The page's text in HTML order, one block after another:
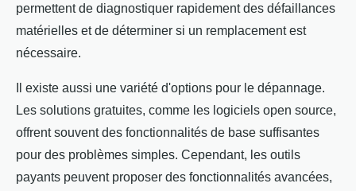
permettent de diagnostiquer rapidement des défaillances
matérielles et de déterminer si un remplacement est
nécessaire.
Il existe aussi une variété d'options pour le dépannage.
Les solutions gratuites, comme les logiciels open source,
offrent souvent des fonctionnalités de base suffisantes
pour des problèmes simples. Cependant, les outils
payants peuvent proposer des fonctionnalités avancées,